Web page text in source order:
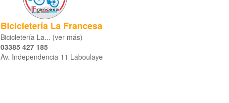
Bicicletería La Francesa
Bicicletería La... (ver más)
03385 427 185
Av. Independencia 11 Laboulaye